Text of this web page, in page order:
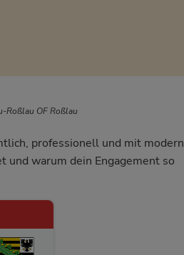
Roßlau OF Roßlau
professionell und mit
und warum dein Engagement so